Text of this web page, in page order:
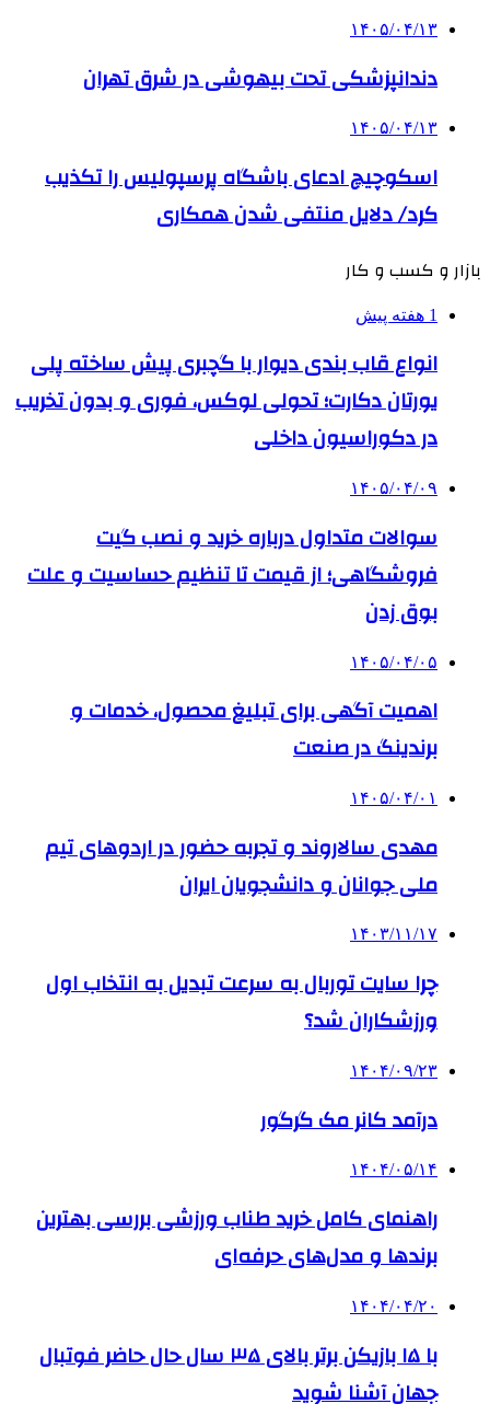
۱۴۰۵/۰۴/۱۳
دندانپزشکی تحت بیهوشی در شرق تهران
۱۴۰۵/۰۴/۱۳
اسکوچیچ ادعای باشگاه پرسپولیس را تکذیب
کرد/ دلایل منتفی شدن همکاری
بازار و کسب و کار
1 هفته پیش
انواع قاب بندی دیوار با گچبری پیش ساخته پلی
یورتان دکارت؛ تحولی لوکس، فوری و بدون تخریب
در دکوراسیون داخلی
۱۴۰۵/۰۴/۰۹
سوالات متداول درباره خرید و نصب گیت
فروشگاهی؛ از قیمت تا تنظیم حساسیت و علت
بوق زدن
۱۴۰۵/۰۴/۰۵
اهمیت آگهی برای تبلیغ محصول، خدمات و
برندینگ در صنعت
۱۴۰۵/۰۴/۰۱
مهدی سالاروند و تجربه حضور در اردوهای تیم
ملی جوانان و دانشجویان ایران
۱۴۰۳/۱۱/۱۷
چرا سایت توربال به ‌سرعت تبدیل به انتخاب اول
ورزشکاران شد؟
۱۴۰۴/۰۹/۲۳
درآمد کانر مک گرگور
۱۴۰۴/۰۵/۱۴
راهنمای کامل خرید طناب ورزشی بررسی بهترین
برندها و مدل‌های حرفه‌ای
۱۴۰۴/۰۴/۲۰
با ۱۵ بازیکن برتر بالای ۳۵ سال حال حاضر فوتبال
جهان آشنا شوید